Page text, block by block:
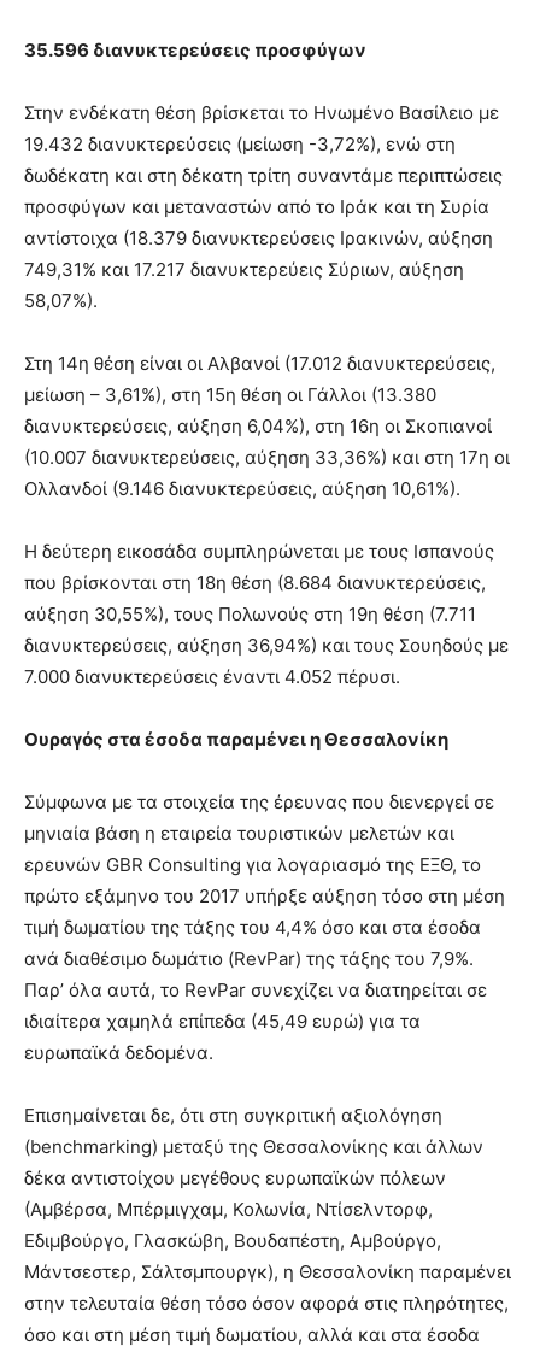
35.596 διανυκτερεύσεις προσφύγων
Στην ενδέκατη θέση βρίσκεται το Ηνωμένο Βασίλειο με
19.432 διανυκτερεύσεις (μείωση -3,72%), ενώ στη
δωδέκατη και στη δέκατη τρίτη συναντάμε περιπτώσεις
προσφύγων και μεταναστών από το Ιράκ και τη Συρία
αντίστοιχα (18.379 διανυκτερεύσεις Ιρακινών, αύξηση
749,31% και 17.217 διανυκτερεύεις Σύριων, αύξηση
58,07%).
Στη 14η θέση είναι οι Αλβανοί (17.012 διανυκτερεύσεις,
μείωση – 3,61%), στη 15η θέση οι Γάλλοι (13.380
διανυκτερεύσεις, αύξηση 6,04%), στη 16η οι Σκοπιανοί
(10.007 διανυκτερεύσεις, αύξηση 33,36%) και στη 17η οι
Ολλανδοί (9.146 διανυκτερεύσεις, αύξηση 10,61%).
Η δεύτερη εικοσάδα συμπληρώνεται με τους Ισπανούς
που βρίσκονται στη 18η θέση (8.684 διανυκτερεύσεις,
αύξηση 30,55%), τους Πολωνούς στη 19η θέση (7.711
διανυκτερεύσεις, αύξηση 36,94%) και τους Σουηδούς με
7.000 διανυκτερεύσεις έναντι 4.052 πέρυσι.
Ουραγός στα έσοδα παραμένει η Θεσσαλονίκη
Σύμφωνα με τα στοιχεία της έρευνας που διενεργεί σε
μηνιαία βάση η εταιρεία τουριστικών μελετών και
ερευνών GBR Consulting για λογαριασμό της ΕΞΘ, το
πρώτο εξάμηνο του 2017 υπήρξε αύξηση τόσο στη μέση
τιμή δωματίου της τάξης του 4,4% όσο και στα έσοδα
ανά διαθέσιμο δωμάτιο (RevPar) της τάξης του 7,9%.
Παρ’ όλα αυτά, το RevPar συνεχίζει να διατηρείται σε
ιδιαίτερα χαμηλά επίπεδα (45,49 ευρώ) για τα
ευρωπαϊκά δεδομένα.
Επισημαίνεται δε, ότι στη συγκριτική αξιολόγηση
(benchmarking) μεταξύ της Θεσσαλονίκης και άλλων
δέκα αντιστοίχου μεγέθους ευρωπαϊκών πόλεων
(Αμβέρσα, Μπέρμιγχαμ, Κολωνία, Ντίσελντορφ,
Εδιμβούργο, Γλασκώβη, Βουδαπέστη, Αμβούργο,
Μάντσεστερ, Σάλτσμπουργκ), η Θεσσαλονίκη παραμένει
στην τελευταία θέση τόσο όσον αφορά στις πληρότητες,
όσο και στη μέση τιμή δωματίου, αλλά και στα έσοδα